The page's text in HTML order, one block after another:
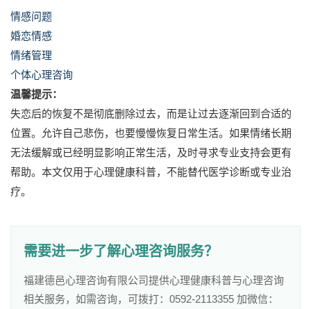
情感问题
婚恋情感
情绪管理
个体心理咨询
温馨提示：
失恋后的恢复不是彻底删除过去，而是让过去逐渐回到合适的
位置。允许自己悲伤，也要慢慢恢复日常生活。如果情绪长期
无法缓解或已经明显影响正常生活，及时寻求专业支持会更有
帮助。本文仅用于心理健康科普，不能替代医学诊断或专业治
疗。
需要进一步了解心理咨询服务？
福建德邑心理咨询有限公司提供心理健康科普与心理咨询
相关服务，如需咨询，可拨打：0592-2113355 加微信：